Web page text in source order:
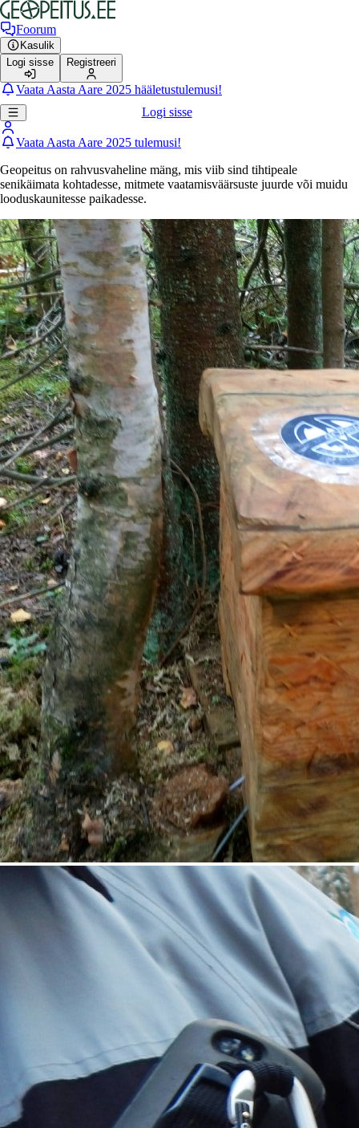
Foorum
Kasulik
Logi sisse
Registreeri
Vaata Aasta Aare 2025 hääletustulemusi!
Logi sisse
Vaata Aasta Aare 2025 tulemusi!
Geopeitus on rahvusvaheline mäng, mis viib sind tihtipeale
senikäimata kohtadesse, mitmete vaatamisväärsuste juurde või muidu
looduskaunitesse paikadesse.